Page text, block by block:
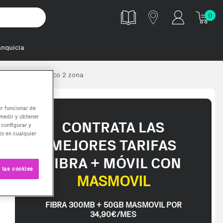
0
Cerámico 2 zona
CONTRATA LAS
MEJORES TARIFAS
FIBRA + MÓVIL CON
MASMOVIL
FIBRA 300MB + 50GB MASMOVIL POR
34,90€/MES
funcionar de
y obtener
y
en cualquier
cookies